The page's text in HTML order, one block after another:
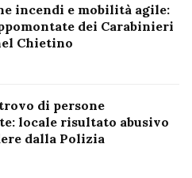
incendi e mobilità agile:
dei Carabinieri
Chietino
di persone
locale risultato abusivo
dalla Polizia